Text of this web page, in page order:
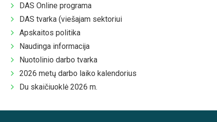
DAS Online programa
DAS tvarka (viešajam sektoriui
Apskaitos politika
Naudinga informacija
Nuotolinio darbo tvarka
2026 metų darbo laiko kalendorius
Du skaičiuoklė 2026 m.